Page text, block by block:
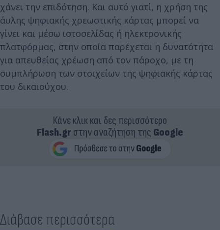
χάνει την επιδότηση. Και αυτό γιατί, η χρήση της
άυλης ψηφιακής χρεωστικής κάρτας μπορεί να
γίνει και μέσω ιστοσελίδας ή ηλεκτρονικής
πλατφόρμας, στην οποία παρέχεται η δυνατότητα
για απευθείας χρέωση από τον πάροχο, με τη
συμπλήρωση των στοιχείων της ψηφιακής κάρτας
του δικαιούχου.
Κάνε κλικ και δες περισσότερο
Flash.grστην αναζήτηση της Google
Διάβασε περισσότερα